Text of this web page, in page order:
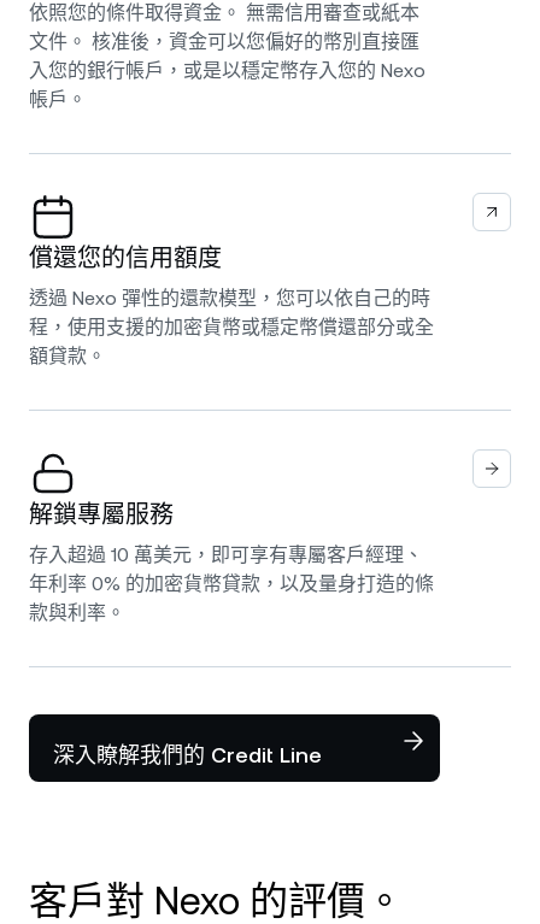
依照您的條件取得資金。 無需信用審查或紙本
文件。 核准後，資金可以您偏好的幣別直接匯
入您的銀行帳戶，或是以穩定幣存入您的 Nexo
帳戶。
償還您的信用額度
透過 Nexo 彈性的還款模型，您可以依自己的時
程，使用支援的加密貨幣或穩定幣償還部分或全
額貸款。
解鎖專屬服務
存入超過 10 萬美元，即可享有專屬客戶經理、
年利率 0% 的加密貨幣貸款，以及量身打造的條
款與利率。
深入瞭解我們的 Credit Line
客戶對 Nexo 的評價。